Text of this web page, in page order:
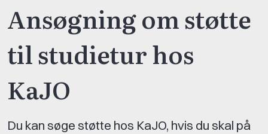
Ansøgning om støtte
til studietur hos
KaJO
Du kan søge støtte hos KaJO, hvis du skal på